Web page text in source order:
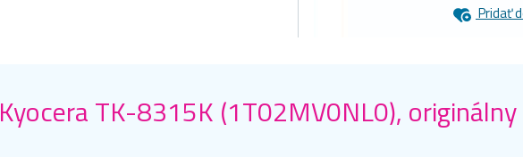
Pridať
Kyocera TK-8315K (1T02MV0NL0),